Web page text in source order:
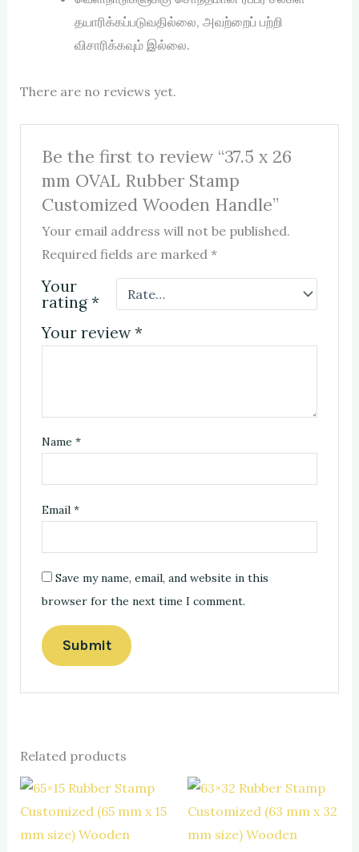
தயாரிக்கப்படுவதில்லை, அவற்றைப் பற்றி
விசாரிக்கவும் இல்லை.
There are no reviews yet.
Be the first to review “37.5 x 26
mm OVAL Rubber Stamp
Customized Wooden Handle”
Your email address will not be published.
Required fields are marked*
Your
rating*
Your review*
Name*
Email*
Save my name, email, and website in this
browser for the next time I comment.
Related products